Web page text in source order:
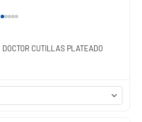
CUTILLAS PLATEADO